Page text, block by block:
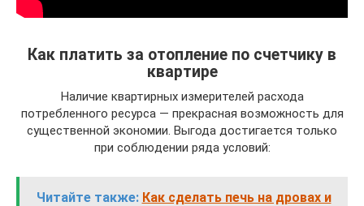
Как платить за отопление по счетчику в
квартире
Наличие квартирных измерителей расхода
потребленного ресурса — прекрасная возможность для
существенной экономии. Выгода достигается только
при соблюдении ряда условий:
Читайте также: Как сделать печь на дровах и